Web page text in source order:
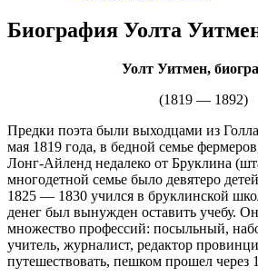
Биография Уолта
Уолт Уитмен,
(1819 — 1892)
Предки поэта были выходцами из
мая 1819 года, в бедной семье
Лонг-Айленд недалеко от Бруклина
многодетной семье было девятеро
1825 — 1830 учился в бруклинской
денег был вынужден оставить учебу.
множество профессий: посыльный,
учитель, журналист, редактор
путешествовать, пешком прошел через